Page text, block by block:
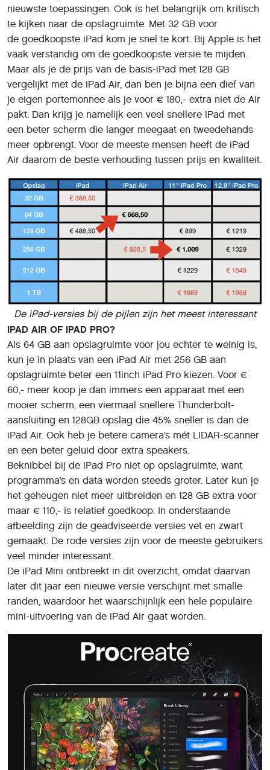
nieuwste toepassingen. Ook is het belangrijk om kritisch
te kijken naar de opslagruimte. Met 32 GB voor
de goedkoopste iPad kom je snel te kort. Bij Apple is het
vaak verstandig om de goedkoopste versie te mijden.
Maar als je de prijs van de basis-iPad met 128 GB
vergelijkt met de iPad Air, dan ben je bijna een dief van
je eigen portemonnee als je voor € 180,- extra niet de Air
pakt. Dan krijg je namelijk een veel snellere iPad met
een beter scherm die langer meegaat en tweedehands
meer opbrengt. Voor de meeste mensen heeft de iPad
Air daarom de beste verhouding tussen prijs en kwaliteit.
De iPad-versies bij de pijlen zijn het meest interessant
IPAD AIR OF IPAD PRO?
Als 64 GB aan opslagruimte voor jou echter te weinig is,
kun je in plaats van een iPad Air met 256 GB aan
opslagruimte beter een 11inch iPad Pro kiezen. Voor €
60,- meer koop je dan immers een apparaat met een
mooier scherm, een viermaal snellere Thunderbolt-
aansluiting en 128GB opslag die 45% sneller is dan de
iPad Air. Ook heb je betere camera’s mét LIDAR-scanner
en een beter geluid door extra speakers.
Beknibbel bij de iPad Pro niet op opslagruimte, want
programma’s en data worden steeds groter. Later kun je
het geheugen niet meer uitbreiden en 128 GB extra voor
maar € 110,- is relatief goedkoop. In onderstaande
afbeelding zijn de geadviseerde versies vet en zwart
gemaakt. De rode versies zijn voor de meeste gebruikers
veel minder interessant.
De iPad Mini ontbreekt in dit overzicht, omdat daarvan
later dit jaar een nieuwe versie verschijnt met smalle
randen, waardoor het waarschijnlijk een hele populaire
mini-uitvoering van de iPad Air gaat worden.